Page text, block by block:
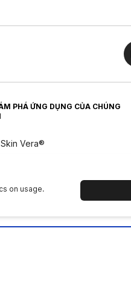
PHÁ ỨNG DỤNG CỦA CHÚNG
Vera®